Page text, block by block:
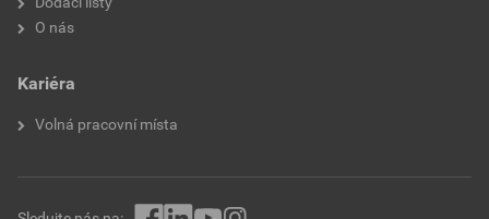
O nás
Kariéra
Volná pracovní místa